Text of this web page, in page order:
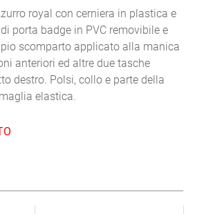
royal con cerniera in plastica e
porta badge in PVC removibile e
scomparto applicato alla manica
anteriori ed altre due tasche
destro. Polsi, collo e parte della
elastica.